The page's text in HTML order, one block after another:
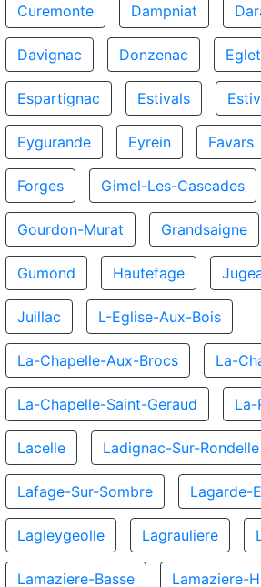
Curemonte Dampniat
Davignac Donzenac
Espartignac Estivals
Eygurande Eyrein Favars
Forges Gimel-Les-Cascades
Gourdon-Murat Grandsaigne
Gumond Hautefage
Juillac L-Eglise-Aux-Bois
La-Chapelle-Aux-Brocs La-
La-Chapelle-Saint-Geraud La-
Lacelle Ladignac-Sur-Rondelle
Lafage-Sur-Sombre Lagarde-
Lagleygeolle Lagrauliere
Lamaziere-Basse Lamaziere-